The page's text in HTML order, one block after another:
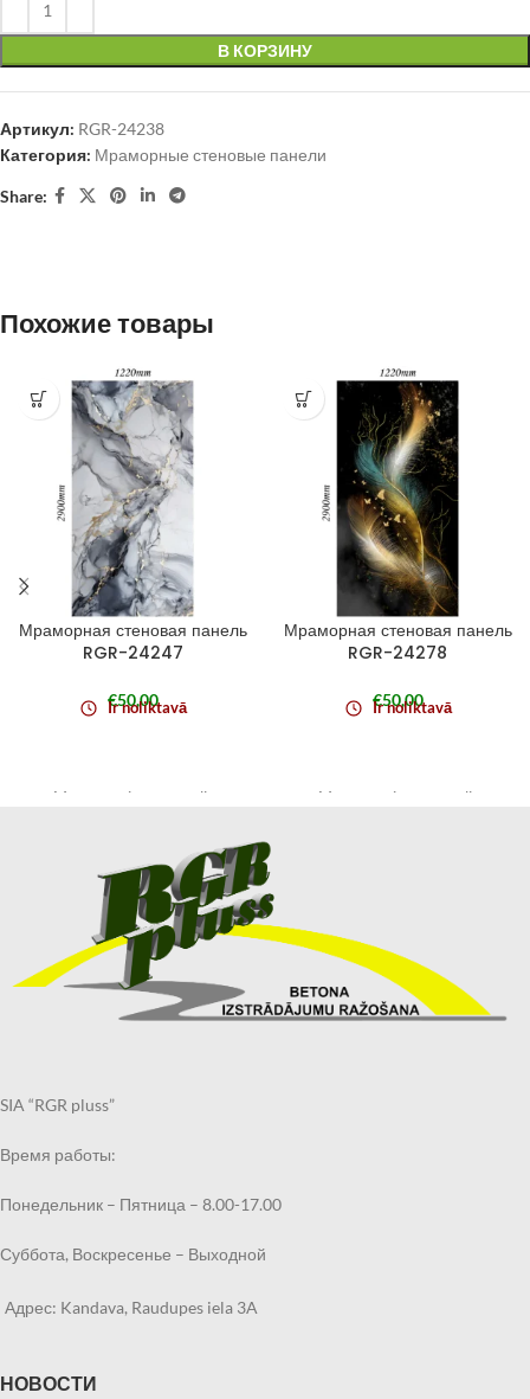
В КОРЗИНУ
Артикул: RGR-24238
Категория: Мраморные стеновые панели
Share:
Похожие товары
Мраморная стеновая панель
RGR-24247
€50,00
Ir noliktavā
Marmora sienas panelis ar
rakstu un smalkām zeltītām
dzīslām piešķir telpai izteiktu,
mūsdienīgu luksusa noskaņu.
Lielais formāts 1220 × 2900 mm
ļauj veidot vizuāli “tīru” akcenta
sienu ar minimālu šuvju skaitu,
savukārt 2 mm biezums padara
paneli plānu un viegli integrējamu
istabā (ievērojot atbilstošu
Izmērs: 1220 × 2900 mm
Мраморная стеновая панель
RGR-24278
€50,00
Ir noliktavā
Marmora sienas panelis ar
noskaņu. Lielais formāts (1220 ×
2900 mm) ļauj izveidot iespaidīgu
akcenta sienu ar minimālām
šuvēm. Biezums 2 mm — vizuāli
SIA “RGR pluss”
Время работы:
Понедельник – Пятница – 8.00-17.00
Суббота, Воскресенье – Выходной
Адрес: Kandava, Raudupes iela 3A
НОВОСТИ